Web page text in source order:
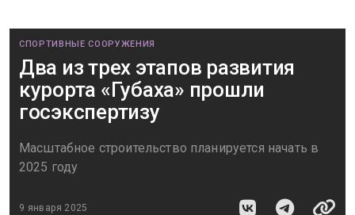
СПОРТИВНЫЕ СООРУЖЕНИЯ
Два из трех этапов развития
курорта «Губаха» прошли
госэкспертизу
Масштабное строительство планируется начать в
2025 году
9 января 2025